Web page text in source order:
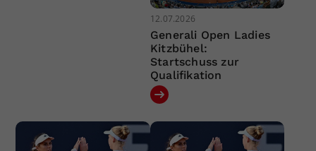
12.07.2026
Generali Open Ladies
Kitzbühel:
Startschuss zur
Qualifikation